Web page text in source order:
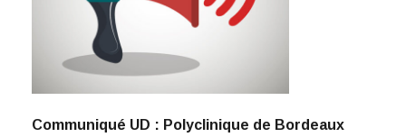
Communiqué UD : Polyclinique de Bordeaux